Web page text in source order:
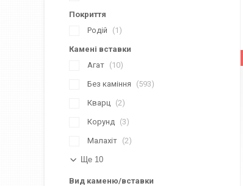
Покриття
Родій
1
Камені вставки
Агат
10
Без каміння 593
Кварц 2
Корунд 3
Малахіт 2
Ще 10
Вид каменю/вставки